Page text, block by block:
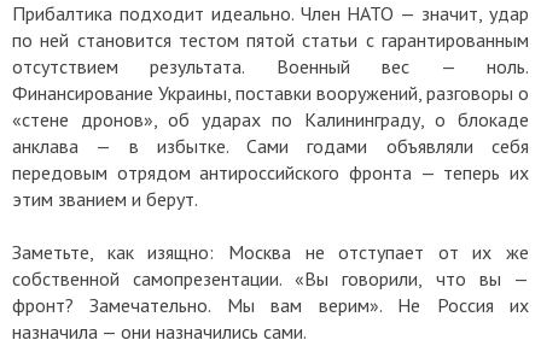
Прибалтика подходит идеально. Член НАТО — значит, удар
по ней становится тестом пятой статьи с гарантированным
отсутствием результата. Военный вес — ноль.
Финансирование Украины, поставки вооружений, разговоры о
«стене дронов», об ударах по Калининграду, о блокаде
анклава — в избытке. Сами годами объявляли себя
передовым отрядом антироссийского фронта — теперь их
этим званием и берут.
Заметьте, как изящно: Москва не отступает от их же
собственной самопрезентации. «Вы говорили, что вы —
фронт? Замечательно. Мы вам верим». Не Россия их
назначила — они назначились сами.